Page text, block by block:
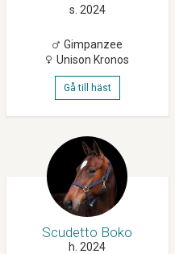
s. 2024
Gimpanzee
Unison Kronos
Gå till häst
Scudetto Boko
h. 2024